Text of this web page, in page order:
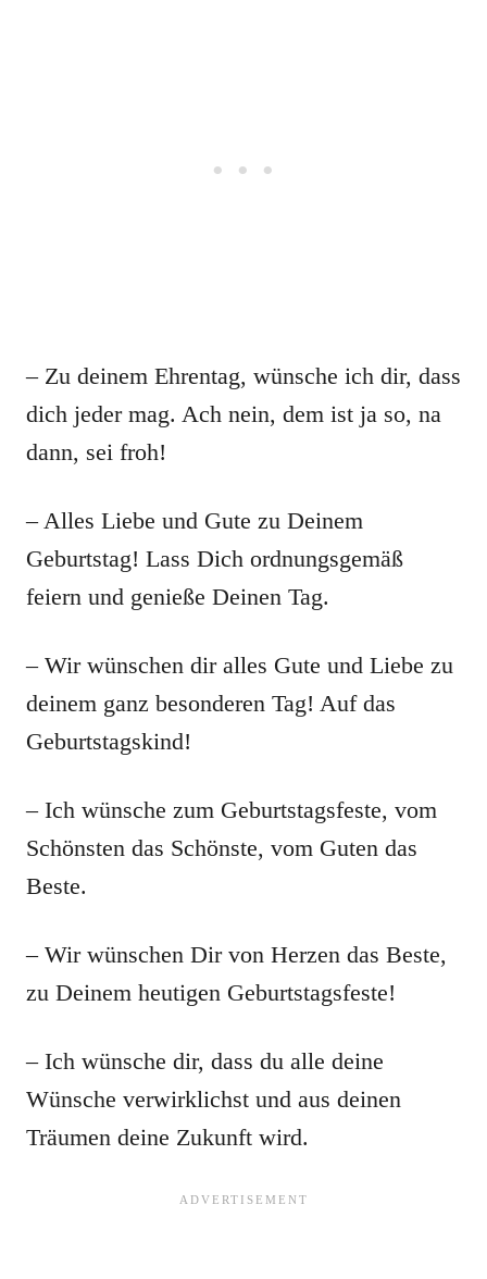
– Zu deinem Ehrentag, wünsche ich dir, dass
dich jeder mag. Ach nein, dem ist ja so, na
dann, sei froh!
– Alles Liebe und Gute zu Deinem
Geburtstag! Lass Dich ordnungsgemäß
feiern und genieße Deinen Tag.
– Wir wünschen dir alles Gute und Liebe zu
deinem ganz besonderen Tag! Auf das
Geburtstagskind!
– Ich wünsche zum Geburtstagsfeste, vom
Schönsten das Schönste, vom Guten das
Beste.
– Wir wünschen Dir von Herzen das Beste,
zu Deinem heutigen Geburtstagsfeste!
– Ich wünsche dir, dass du alle deine
Wünsche verwirklichst und aus deinen
Träumen deine Zukunft wird.